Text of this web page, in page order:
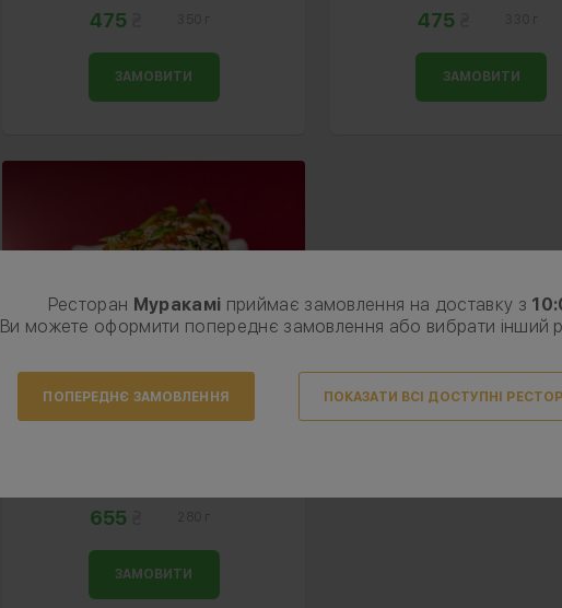
475
ЗАМОВИТИ
475
ЗАМОВИТИ
655
ЗАМОВИТИ
Ресторан Муракамі приймає замовлення на доставку з
Ви можете оформити попереднє замовлення або вибрати інший
ПОПЕРЕДНЄ ЗАМОВЛЕННЯ ПОКАЗАТИ ВСІ ДОСТУПНІ